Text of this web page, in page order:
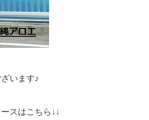
います♪
スはこちら↓↓